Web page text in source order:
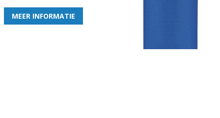
MEER INFORMATIE